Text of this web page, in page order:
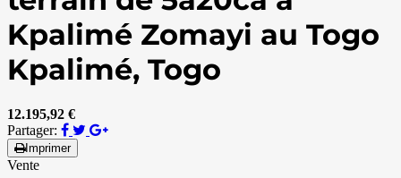
Kpalimé Zomayi au Togo
Kpalimé, Togo
12.195,92 €
Partager:
Imprimer
Vente